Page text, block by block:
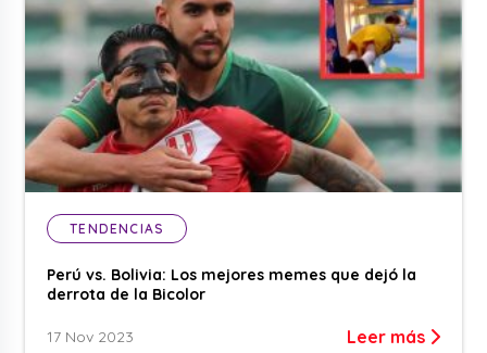
TENDENCIAS
Perú vs. Bolivia: Los mejores memes que dejó la
derrota de la Bicolor
17 Nov 2023 Leer más